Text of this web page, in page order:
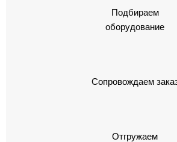
Подбираем
оборудование
Сопровождаем
Отгружаем